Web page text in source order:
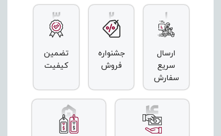
ارسال
سریع
سفارش
جشنواره
فروش
تضمین
کیفیت